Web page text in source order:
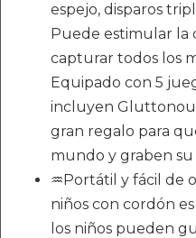
espejo, disparos
Puede estimular la
capturar todos los
Equipado con 5
incluyen
gran regalo para
mundo y graben su
♒Portátil y fácil de
niños con cordón
los niños pueden